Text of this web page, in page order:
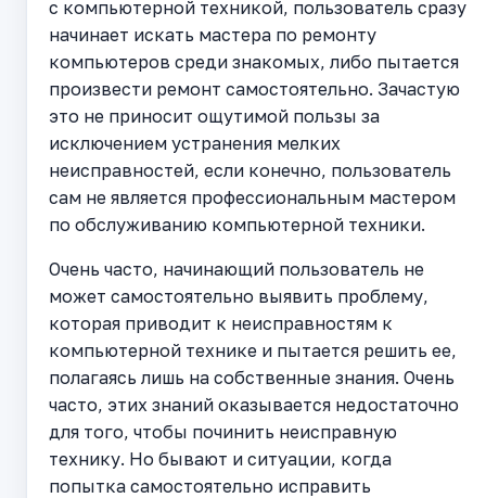
с компьютерной техникой, пользователь сразу
начинает искать мастера по ремонту
компьютеров среди знакомых, либо пытается
произвести ремонт самостоятельно. Зачастую
это не приносит ощутимой пользы за
исключением устранения мелких
неисправностей, если конечно, пользователь
сам не является профессиональным мастером
по обслуживанию компьютерной техники.
Очень часто, начинающий пользователь не
может самостоятельно выявить проблему,
которая приводит к неисправностям к
компьютерной технике и пытается решить ее,
полагаясь лишь на собственные знания. Очень
часто, этих знаний оказывается недостаточно
для того, чтобы починить неисправную
технику. Но бывают и ситуации, когда
попытка самостоятельно исправить